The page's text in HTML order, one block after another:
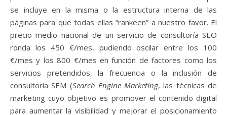
se incluye en la misma o la estructura interna de las
páginas para que todas ellas “rankeen” a nuestro favor. El
precio medio nacional de un servicio de consultoría SEO
ronda los 450 €/mes, pudiendo oscilar entre los 100
€/mes y los 800 €/mes en función de factores como los
servicios pretendidos, la frecuencia o la inclusión de
consultoría SEM (Search Engine Marketing, las técnicas de
marketing cuyo objetivo es promover el contenido digital
para aumentar la visibilidad y mejorar el posicionamiento